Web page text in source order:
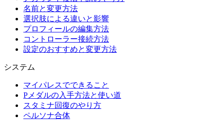
名前と変更方法
選択肢による違いと影響
プロフィールの編集方法
コントローラー接続方法
設定のおすすめと変更方法
システム
マイパレスでできること
Pメダルの入手方法と使い道
スタミナ回復のやり方
ペルソナ合体